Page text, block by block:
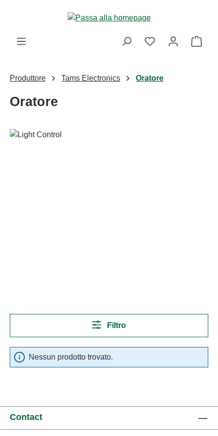
Passa al contenuto principale
Il
Produttore Tams Electronics Oratore
Oratore
Filtro
Nessun prodotto trovato.
Contact